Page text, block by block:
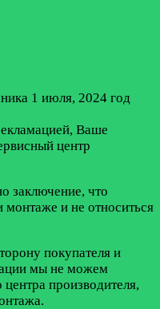
1 июля, 2024 год
Ваше
центр
заключение, что
и не относиться
покупателя и
мы не можем
производителя,